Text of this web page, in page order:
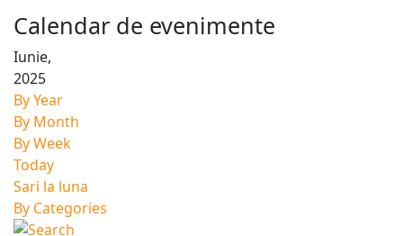
Calendar de evenimente
Iunie,
2025
By Year
By Month
By Week
Today
Sari la luna
By Categories